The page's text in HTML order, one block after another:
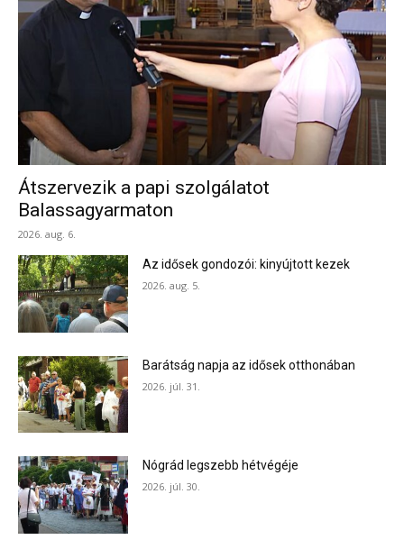
Átszervezik a papi szolgálatot
Balassagyarmaton
2026. aug. 6.
Az idősek gondozói: kinyújtott kezek
2026. aug. 5.
Barátság napja az idősek otthonában
2026. júl. 31.
Nógrád legszebb hétvégéje
2026. júl. 30.